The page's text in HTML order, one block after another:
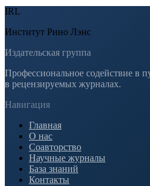
IRL
Институт Рино Лэнс
Издательская группа
Профессиональное содействие в
в рецензируемых журналах.
Навигация
Главная
О нас
Соавторство
Научные журналы
База знаний
Контакты